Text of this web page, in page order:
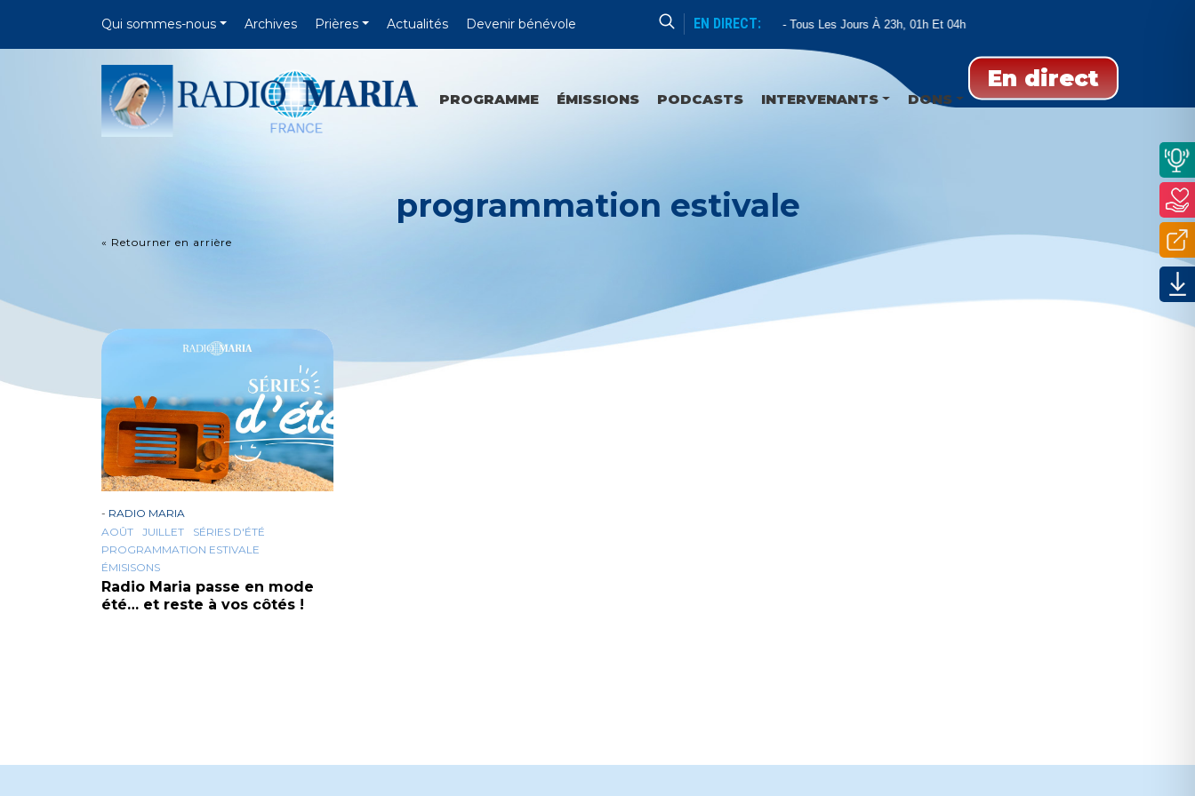
Qui sommes-nous Archives Prières Actualités Devenir bénévole EN DIRECT:
Enseignement Tous Les Jours À 23h, 01h Et 04h
En direct
PROGRAMME ÉMISSIONS PODCASTS INTERVENANTS DONS
programmation estivale
« Retourner en arrière
- RADIO MARIA
AOÛT
JUILLET
SÉRIES D'ÉTÉ
PROGRAMMATION ESTIVALE
ÉMISISONS
Radio Maria passe en mode
été… et reste à vos côtés !